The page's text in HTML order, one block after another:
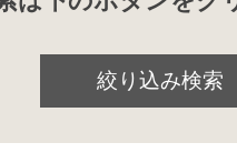
絞り込み検索